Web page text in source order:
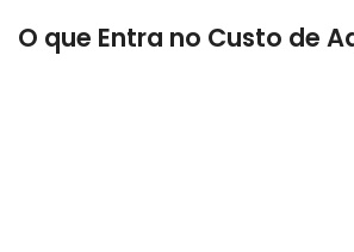
O que Entra no Custo de